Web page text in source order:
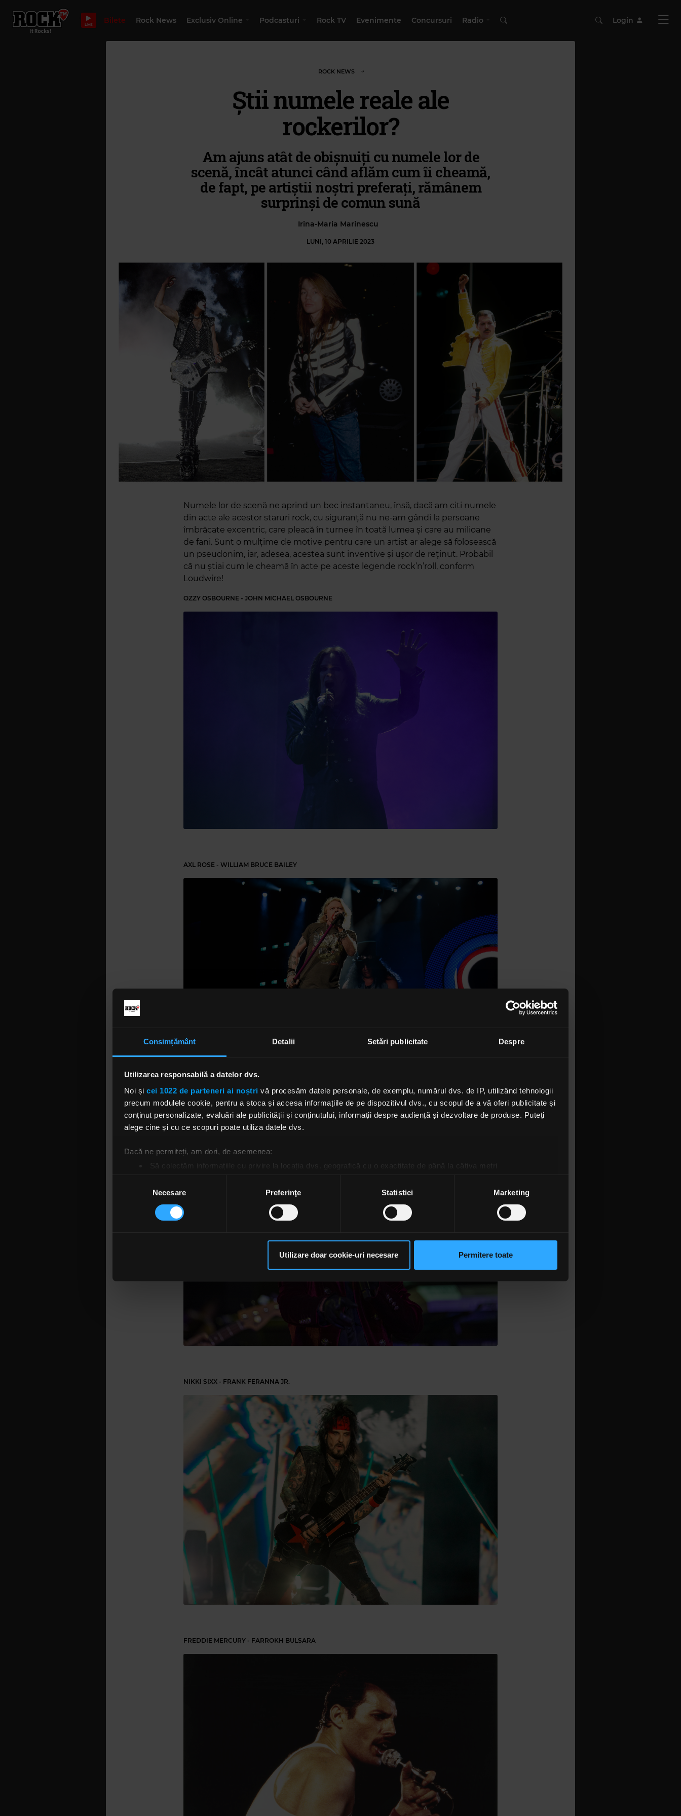
Consimțământ Detalii Setări publicitate Despre
Utilizarea responsabilă a datelor dvs.
Noi și cei 1022 de parteneri ai noștri vă procesăm datele personale, de exemplu, numărul dvs. de IP, utilizând tehnologii
precum modulele cookie, pentru a stoca și accesa informațiile de pe dispozitivul dvs., cu scopul de a vă oferi publicitate și
conținut personalizate, evaluări ale publicității și conținutului, informații despre audiență și dezvoltare de produse. Puteți
alege cine și cu ce scopuri poate utiliza datele dvs.
Dacă ne permiteți, am dori, de asemenea:
Să colectăm informațiile cu privire la locația dvs. geografică cu o exactitate de până la câțiva metri
Găsiți mai multe informații despre procesarea datelor dvs. personale și configurați-vă preferințele la
secțiunea cu detalii
Vă puteți modifica sau retrage oricând acordul din Declarația despre modulele cookie.
traficul. De asemenea, le oferim partenerilor de rețele sociale, de publicitate și de analize informații cu privire la modul în
care folosiți site-ul nostru. Aceștia le pot combina cu alte informații oferite de dvs. sau culese în urma folosirii serviciilor
consimțământului
Necesare Preferinţe Statistici Marketing
Utilizare doar cookie-uri necesare Permitere toate
LIVE Bilete Rock News Exclusiv Online Podcasturi Rock TV Evenimente Concursuri Radio Login
ROCK NEWS
Știi numele reale ale
rockerilor?
Am ajuns atât de obișnuiți cu numele lor de
scenă, încât atunci când aflăm cum îi cheamă,
de fapt, pe artiștii noștri preferați, rămânem
surprinși de comun sună
Irina-Maria Marinescu
LUNI, 10 APRILIE 2023
Numele lor de scenă ne aprind un bec instantaneu, însă, dacă am citi numele
din acte ale acestor staruri rock, cu siguranță nu ne-am gândi la persoane
îmbrăcate excentric, care pleacă în turnee în toată lumea și care au milioane
de fani. Sunt o mulțime de motive pentru care un artist ar alege să folosească
un pseudonim, iar, adesea, acestea sunt inventive și ușor de reținut. Probabil
că nu știai cum le cheamă în acte pe aceste legende rock’n’roll, conform
Loudwire!
OZZY OSBOURNE - JOHN MICHAEL OSBOURNE
AXL ROSE - WILLIAM BRUCE BAILEY
ALICE COOPER - VINCENT DAMON FURNIER
NIKKI SIXX - FRANK FERANNA JR.
FREDDIE MERCURY - FARROKH BULSARA